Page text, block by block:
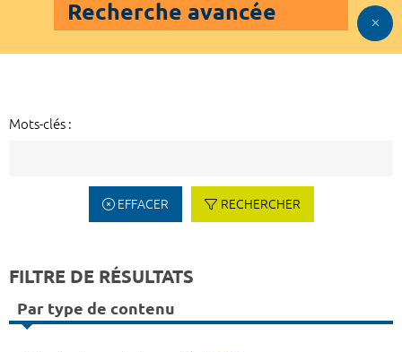
Recherche avancée
Mots-clés :
EFFACER RECHERCHER
FILTRE DE RÉSULTATS
Par type de contenu